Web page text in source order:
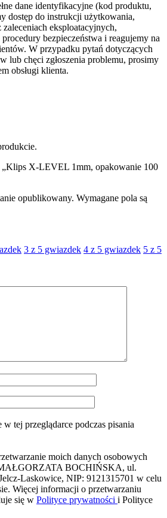
dane identyfikacyjne (kod produktu,
dostęp do instrukcji użytkowania,
eksploatacyjnych,
bezpieczeństwa i reagujemy na
W przypadku pytań dotyczących
lub chęci zgłoszenia problemu, prosimy
obsługi klienta.
„Klips X-LEVEL 1mm, opakowanie 100
opublikowany. Wymagane pola są
3 z 5 gwiazdek 4 z 5 gwiazdek 5 z 5
w tej przeglądarce podczas pisania
moich danych osobowych
BOCHIŃSKA, ul.
Laskowice, NIP: 9121315701 w celu
Więcej informacji o przetwarzaniu
się w Polityce prywatności i Polityce